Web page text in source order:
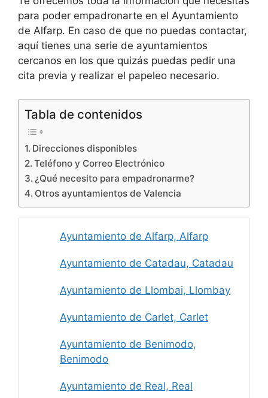
para poder empadronarte en el Ayuntamiento
de Alfarp. En caso de que no puedas contactar,
aquí tienes una serie de ayuntamientos
cercanos en los que quizás puedas pedir una
cita previa y realizar el papeleo necesario.
Tabla de contenidos
Direcciones disponibles
Teléfono y Correo Electrónico
¿Qué necesito para empadronarme?
Otros ayuntamientos de Valencia
Ayuntamiento de Alfarp, Alfarp
Ayuntamiento de Catadau, Catadau
Ayuntamiento de Llombai, Llombay
Ayuntamiento de Carlet, Carlet
Ayuntamiento de Benimodo,
Benimodo
Ayuntamiento de Real, Real